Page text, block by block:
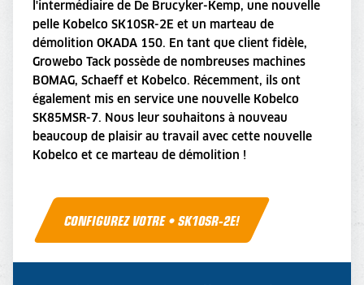
l'intermédiaire de De Brucyker-Kemp, une nouvelle
pelle Kobelco SK10SR-2E et un marteau de
démolition OKADA 150. En tant que client fidèle,
Growebo Tack possède de nombreuses machines
BOMAG, Schaeff et Kobelco. Récemment, ils ont
également mis en service une nouvelle Kobelco
SK85MSR-7. Nous leur souhaitons à nouveau
beaucoup de plaisir au travail avec cette nouvelle
Kobelco et ce marteau de démolition !
CONFIGUREZ VOTRE • SK10SR-2E!